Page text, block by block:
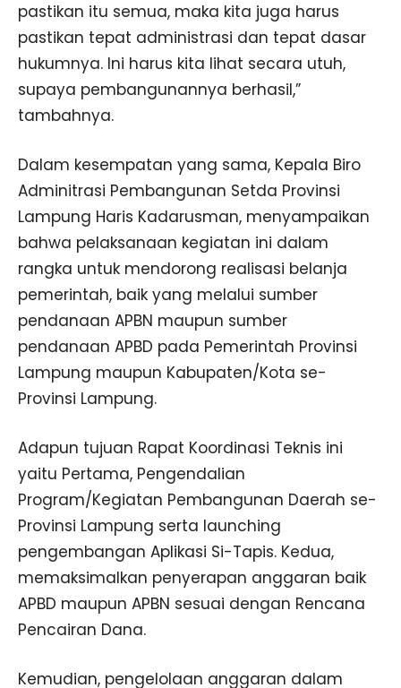
pastikan itu semua, maka kita juga harus
pastikan tepat administrasi dan tepat dasar
hukumnya. Ini harus kita lihat secara utuh,
supaya pembangunannya berhasil,”
tambahnya.
Dalam kesempatan yang sama, Kepala Biro
Adminitrasi Pembangunan Setda Provinsi
Lampung Haris Kadarusman, menyampaikan
bahwa pelaksanaan kegiatan ini dalam
rangka untuk mendorong realisasi belanja
pemerintah, baik yang melalui sumber
pendanaan APBN maupun sumber
pendanaan APBD pada Pemerintah Provinsi
Lampung maupun Kabupaten/Kota se-
Provinsi Lampung.
Adapun tujuan Rapat Koordinasi Teknis ini
yaitu Pertama, Pengendalian
Program/Kegiatan Pembangunan Daerah se-
Provinsi Lampung serta launching
pengembangan Aplikasi Si-Tapis. Kedua,
memaksimalkan penyerapan anggaran baik
APBD maupun APBN sesuai dengan Rencana
Pencairan Dana.
Kemudian, pengelolaan anggaran dalam